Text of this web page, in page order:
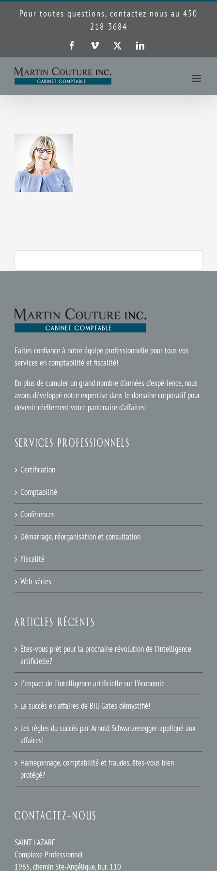
Pour toutes questions, contactez-nous au 450
218-3684
FacebookVimeo LinkedIn
Faites confiance à notre équipe professionnelle pour tous vos
services en comptabilité et fiscalité!
En plus de cumuler un grand nombre d'années d'expérience, nous
avons développé notre expertise dans le domaine corporatif pour
devenir réellement votre partenaire d'affaires!
SERVICES PROFESSIONNELS
Certification
Comptabilité
Conférences
Démarrage, réorganisation et consultation
Fiscalité
Web-séries
ARTICLES RÉCENTS
Êtes-vous prêt pour la prochaine révolution de l’intelligence
artificielle?
L’impact de l’intelligence artificielle sur l’économie
Le succès en affaires de Bill Gates démystifié!
Les règles du succès par Arnold Schwarzenegger appliqué aux
affaires!
Hameçonnage, comptabilité et fraudes, êtes-vous bien
protégé?
CONTACTEZ-NOUS
SAINT-LAZARE
Complexe Professionnel
1965, chemin Ste-Angélique, bur. 110